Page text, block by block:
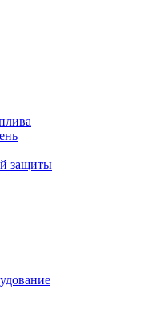
защиты